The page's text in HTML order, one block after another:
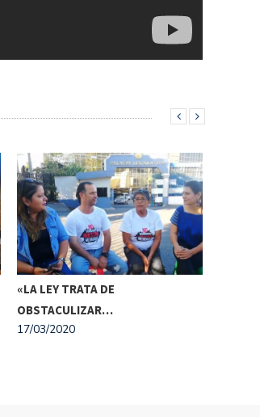
«LA LEY TRATA DE
OBSTACULIZAR…
17/03/2020